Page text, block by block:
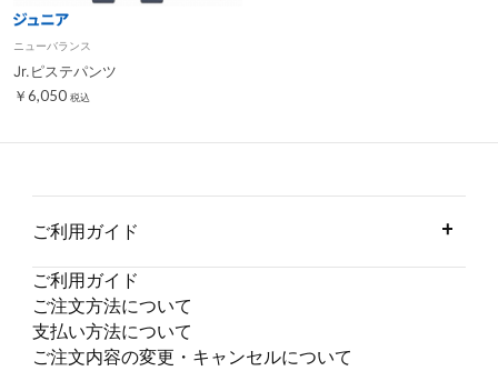
ニューバランス
Jr.ピステパンツ
￥6,050 税込
ご利用ガイド
ご利用ガイド
ご注文方法について
支払い方法について
ご注文内容の変更・キャンセルについて